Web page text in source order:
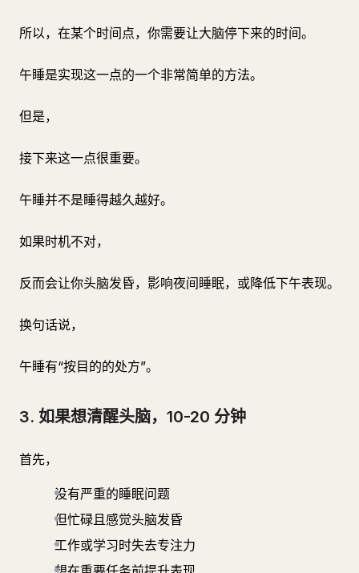
所以，在某个时间点，你需要让大脑停下来的时间。
午睡是实现这一点的一个非常简单的方法。
但是，
接下来这一点很重要。
午睡并不是睡得越久越好。
如果时机不对，
反而会让你头脑发昏，影响夜间睡眠，或降低下午表现。
换句话说，
午睡有“按目的的处方”。
3. 如果想清醒头脑，10-20 分钟
首先，
没有严重的睡眠问题
但忙碌且感觉头脑发昏
工作或学习时失去专注力